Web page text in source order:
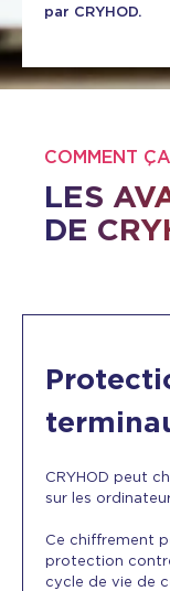
par CRYHOD.
COMMENT
LES
DE
CRYHOD peut
sur les
Ce chiffrement
protection
cycle de vie de